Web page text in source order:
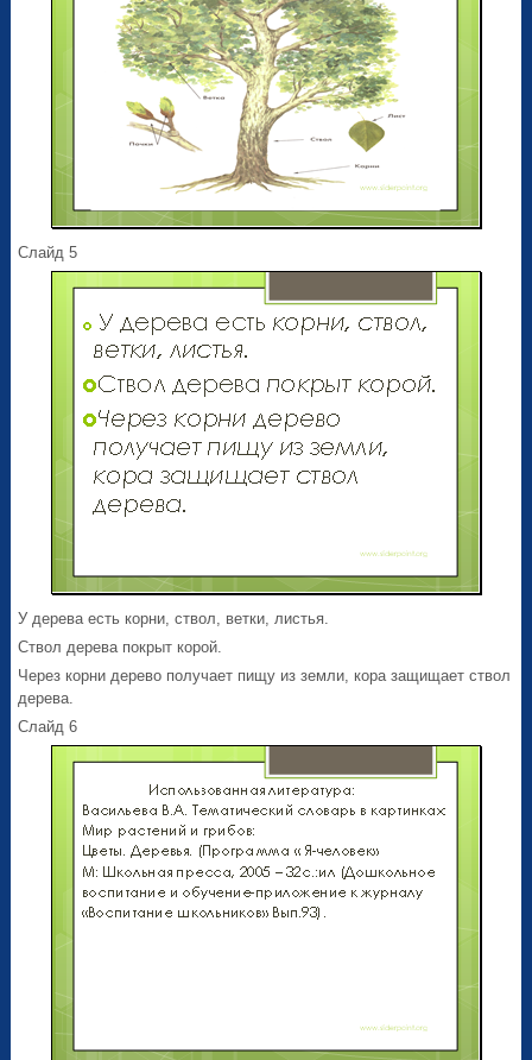
Слайд 5
У дерева есть корни, ствол, ветки, листья.
Ствол дерева покрыт корой.
Через корни дерево получает пищу из земли, кора защищает ствол
дерева.
Слайд 6